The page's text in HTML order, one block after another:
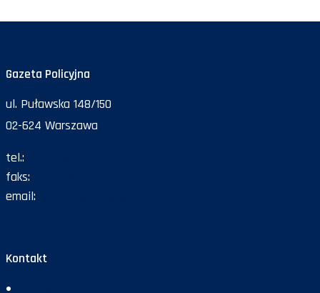
Gazeta Policyjna
ul. Puławska 148/150
02-624 Warszawa
tel.:
faks:
email:
Kontakt